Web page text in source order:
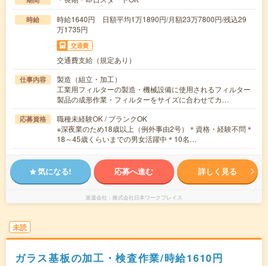
時給
時給1640円 日額平均1万1890円/月額23万7800円/残込29
万1735円
交通費
交通費支給（規定あり）
仕事内容
製造（組立・加工）
工業用フィルターの製造・機械設備に使用されるフィルター
製品の成形作業・フィルターをサイズに合わせてカ…
応募資格
職種未経験OK / ブランクOK
※深夜業のため18歳以上（例外事由2号）＊資格・経験不問＊
18～45歳くらいまでの男女活躍中＊10名…
気になる! 応募へ進む 詳しく見る
派遣会社 株式会社日本ワークプレイス
未読
ガラス基板の加工・検査作業/時給1610円